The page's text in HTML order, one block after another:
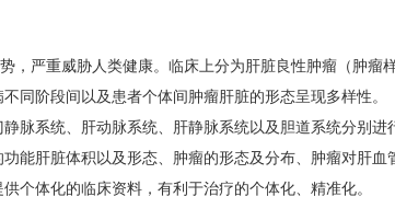
，严重威胁人类健康。临床上分为肝脏良性肿瘤（肿
不同阶段间以及患者个体间肿瘤肝脏的形态呈现多样
脉系统、肝动脉系统、肝静脉系统以及胆道系统分别
能肝脏体积以及形态、肿瘤的形态及分布、肿瘤对肝
个体化的临床资料，有利于治疗的个体化、精准化。